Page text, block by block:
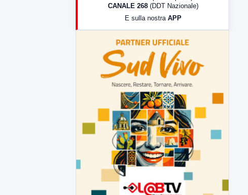
LabNews (Diretta)
LabNews (replica)
CANALE 268 (DDT Nazionale)
E sulla nostra APP